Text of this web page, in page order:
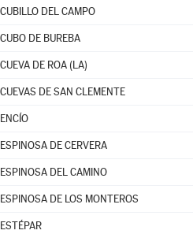
CUBILLO DEL CAMPO
CUBO DE BUREBA
CUEVA DE ROA (LA)
CUEVAS DE SAN CLEMENTE
ENCÍO
ESPINOSA DE CERVERA
ESPINOSA DEL CAMINO
ESPINOSA DE LOS MONTEROS
ESTÉPAR